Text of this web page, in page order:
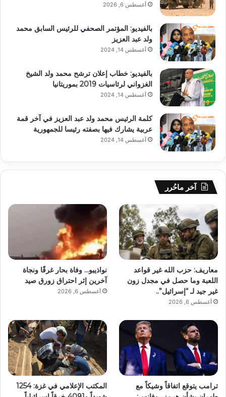
أغسطس 6, 2026
بالفيديو: المؤتمر الصحفي للرئيس السابق محمد
ولد عبد العزيز
أغسطس 14, 2024
بالفيديو: خطاب إعلان ترشح محمد ولد الشيخ
الغزواني لرئاسيات 2019 بموريتانيا
أغسطس 14, 2024
كلمة الرئيس محمد ولد عبد العزيز في آخر قمة
عربية يشارك فيها بصفته رئيسا للجمهورية
أغسطس 14, 2024
آخر ماحُرر
معاريف: حزب الله غير قواعد
اللعبة وما حصل في مجدل زون
غير جيد لـ “إسرائيل”..
أغسطس 6, 2026
نواذيبو… وفاة بحار غرقًا ونجاة
آخرين إثر احتراق زورق صيد
أغسطس 6, 2026
ترامب يتوقع اتفاقاً وشيكاً مع
المكتب الإعلامي في غزة: 1254